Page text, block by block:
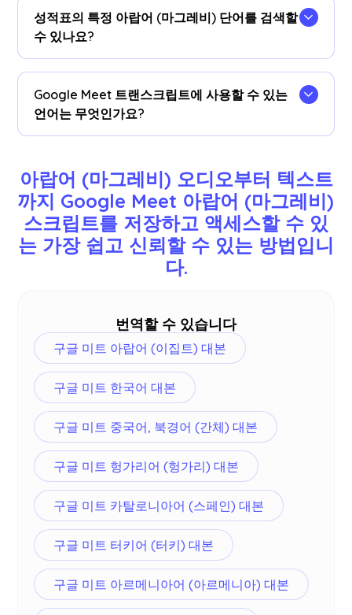
다.계기반.트랜스크립션 대시보드, Chrome 확장 프
로그램 팝업에서 액세스하거나 URL.
성적표의 특정 아랍어 (마그레비) 단어를 검색할
수 있나요?
네!방문하세요계기반cmd+ F를 사용하여 성적표
에 있는 특정 아랍어 (마그레비) 단어를 검색할 수
있습니다.
Google Meet 트랜스크립트에 사용할 수 있는
언어는 무엇인가요?
어, 힌디어, 우르두어, 터키어, 노르웨이어, 이탈리아
어, 버마어, 러시아어, 필리핀어, 스와힐리어, 헝가리
어 등 77개 언어로 제공됩니다. 더.Google Meet에서
올바른 언어를 선택했는지 확인하세요.
아랍어 (마그레비) 오디오부터 텍스트
까지 Google Meet 아랍어 (마그레비)
스크립트를 저장하고 액세스할 수 있
는 가장 쉽고 신뢰할 수 있는 방법입니
다.
번역할 수 있습니다
구글 미트 아랍어 (이집트) 대본
구글 미트 한국어 대본
구글 미트 중국어, 북경어 (간체) 대본
구글 미트 헝가리어 (헝가리) 대본
구글 미트 카탈로니아어 (스페인) 대본
구글 미트 터키어 (터키) 대본
구글 미트 아르메니아어 (아르메니아) 대본